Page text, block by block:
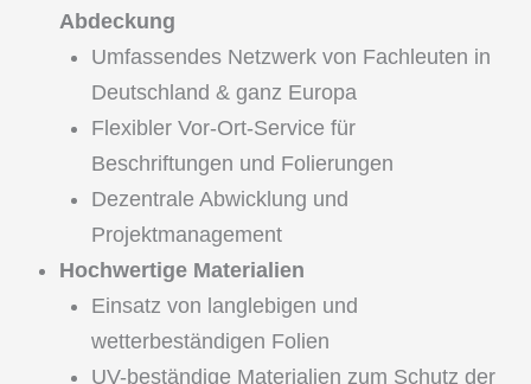
Abdeckung
Umfassendes Netzwerk von Fachleuten in
Deutschland & ganz Europa
Flexibler Vor-Ort-Service für
Beschriftungen und Folierungen
Dezentrale Abwicklung und
Projektmanagement
Hochwertige Materialien
Einsatz von langlebigen und
wetterbeständigen Folien
UV-beständige Materialien zum Schutz der